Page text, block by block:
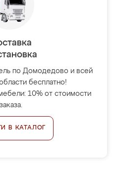
по Домодедово и всей
бесплатно!
10% от стоимости
заказа.
В КАТАЛОГ